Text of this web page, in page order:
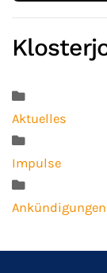
Aktuelles
Impulse
Ankündigungen